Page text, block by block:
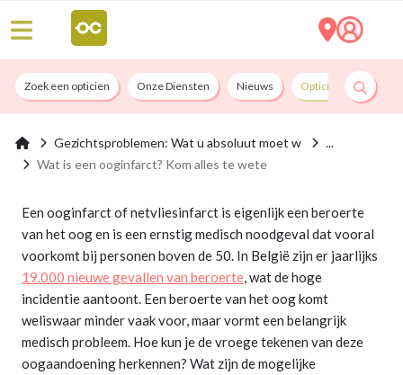
Zoek een opticien Onze Diensten Nieuws Opticians By
Gezichtsproblemen: Wat u absoluut moet w
Wat is een ooginfarct? Kom alles te wete
Een ooginfarct of netvliesinfarct is eigenlijk een beroerte
van het oog en is een ernstig medisch noodgeval dat vooral
voorkomt bij personen boven de 50. In België zijn er jaarlijks
19.000 nieuwe gevallen van beroerte, wat de hoge
incidentie aantoont. Een beroerte van het oog komt
weliswaar minder vaak voor, maar vormt een belangrijk
medisch probleem. Hoe kun je de vroege tekenen van deze
oogaandoening herkennen? Wat zijn de mogelijke